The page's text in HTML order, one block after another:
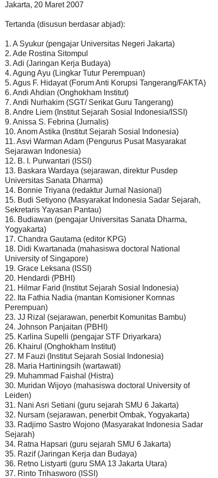
Jakarta, 20 Maret 2007
Tertanda (disusun berdasar abjad):
1. A Syukur (pengajar Universitas Negeri Jakarta)
2. Ade Rostina Sitompul
3. Adi (Jaringan Kerja Budaya)
4. Agung Ayu (Lingkar Tutur Perempuan)
5. Agus F. Hidayat (Forum Anti Korupsi Tangerang/FAKTA)
6. Andi Ahdian (Onghokham Institut)
7. Andi Nurhakim (SGT/ Serikat Guru Tangerang)
8. Andre Liem (Institut Sejarah Sosial Indonesia/ISSI)
9. Anissa S. Febrina (Jurnalis)
10. Anom Astika (Institut Sejarah Sosial Indonesia)
11. Asvi Warman Adam (Pengurus Pusat Masyarakat
Sejarawan Indonesia)
12. B. I. Purwantari (ISSI)
13. Baskara Wardaya (sejarawan, direktur Pusdep
Universitas Sanata Dharma)
14. Bonnie Triyana (redaktur Jurnal Nasional)
15. Budi Setiyono (Masyarakat Indonesia Sadar Sejarah,
Sekretaris Yayasan Pantau)
16. Budiawan (pengajar Universitas Sanata Dharma,
Yogyakarta)
17. Chandra Gautama (editor KPG)
18. Didi Kwartanada (mahasiswa doctoral National
University of Singapore)
19. Grace Leksana (ISSI)
20. Hendardi (PBHI)
21. Hilmar Farid (Institut Sejarah Sosial Indonesia)
22. Ita Fathia Nadia (mantan Komisioner Komnas
Perempuan)
23. JJ Rizal (sejarawan, penerbit Komunitas Bambu)
24. Johnson Panjaitan (PBHI)
25. Karlina Supelli (pengajar STF Driyarkara)
26. Khairul (Onghokham Institut)
27. M Fauzi (Institut Sejarah Sosial Indonesia)
28. Maria Hartiningsih (wartawati)
29. Muhammad Faishal (Histra)
30. Muridan Wijoyo (mahasiswa doctoral University of
Leiden)
31. Nani Asri Setiani (guru sejarah SMU 6 Jakarta)
32. Nursam (sejarawan, penerbit Ombak, Yogyakarta)
33. Radjimo Sastro Wojono (Masyarakat Indonesia Sadar
Sejarah)
34. Ratna Hapsari (guru sejarah SMU 6 Jakarta)
35. Razif (Jaringan Kerja dan Budaya)
36. Retno Listyarti (guru SMA 13 Jakarta Utara)
37. Rinto Trihasworo (ISSI)